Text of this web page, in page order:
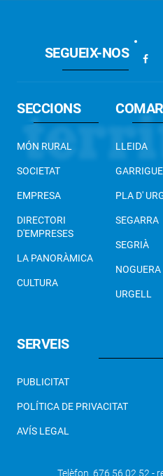
SEGUEIX-NOS
SECCIONS
MÓN RURAL
SOCIETAT
EMPRESA
DIRECTORI
D'EMPRESES
LA PANORÀMICA
CULTURA
LLEIDA
PLA D'
SEGARRA
SEGRIÀ
NOGUERA
URGELL
SERVEIS
PUBLICITAT
POLÍTICA DE PRIVACITAT
AVÍS LEGAL
Telèfon 676 56 02 52 -